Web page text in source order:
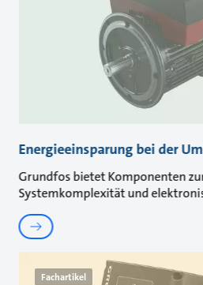
Energieeinsparung bei der
Grundfos bietet Komponenten
Systemkomplexität und
Fachartikel